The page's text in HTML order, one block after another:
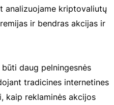
analizuojame kriptovaliutų
ir bendras akcijas ir
daug pelningesnės
tradicines internetines
kaip reklaminės akcijos